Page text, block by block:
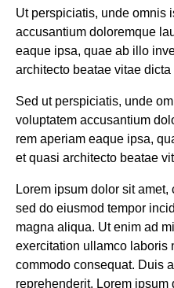
Ut perspiciatis, unde omnis
accusantium doloremque
eaque ipsa, quae ab illo
architecto beatae vitae
Sed ut perspiciatis, unde
voluptatem accusantium
rem aperiam eaque ipsa,
et quasi architecto beatae
Lorem ipsum dolor sit
sed do eiusmod tempor
magna aliqua. Ut enim ad
exercitation ullamco laboris
commodo consequat. Duis
reprehenderit. Lorem ipsum